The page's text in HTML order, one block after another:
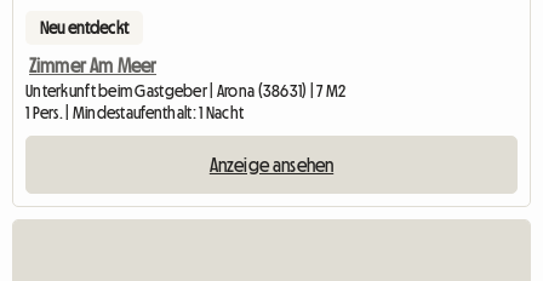
Neu entdeckt
Zimmer Am Meer
Unterkunft beim Gastgeber | Arona (38631) | 7 M2
1 Pers. | Mindestaufenthalt: 1 Nacht
Anzeige ansehen